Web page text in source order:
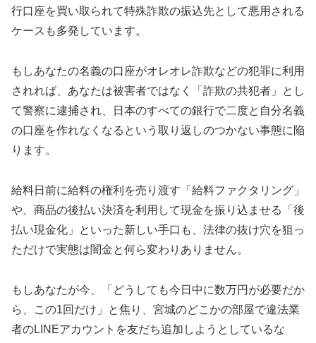
行口座を買い取られて特殊詐欺の振込先として悪用される
ケースも多発しています。
もしあなたの名義の口座がオレオレ詐欺などの犯罪に利用
されれば、あなたは被害者ではなく「詐欺の共犯者」とし
て警察に逮捕され、日本のすべての銀行で二度と自分名義
の口座を作れなくなるという取り返しのつかない事態に陥
ります。
給料日前に給料の権利を売り渡す「給料ファクタリング」
や、商品の後払い決済を利用して現金を振り込ませる「後
払い現金化」といった新しい手口も、法律の抜け穴を狙っ
ただけで実態は闇金と何ら変わりありません。
もしあなたが今、「どうしても今日中に数万円が必要だか
ら、この1回だけ」と焦り、宮城のどこかの部屋で違法業
者のLINEアカウントを友だち追加しようとしているな